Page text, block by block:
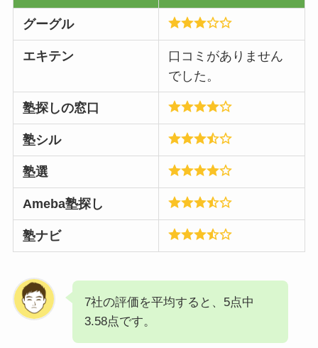
グーグル
エキテン
口コミがありません
でした。
塾探しの窓口
塾シル
塾選
Ameba塾探し
塾ナビ
7社の評価を平均すると、5点中
3.58点です。